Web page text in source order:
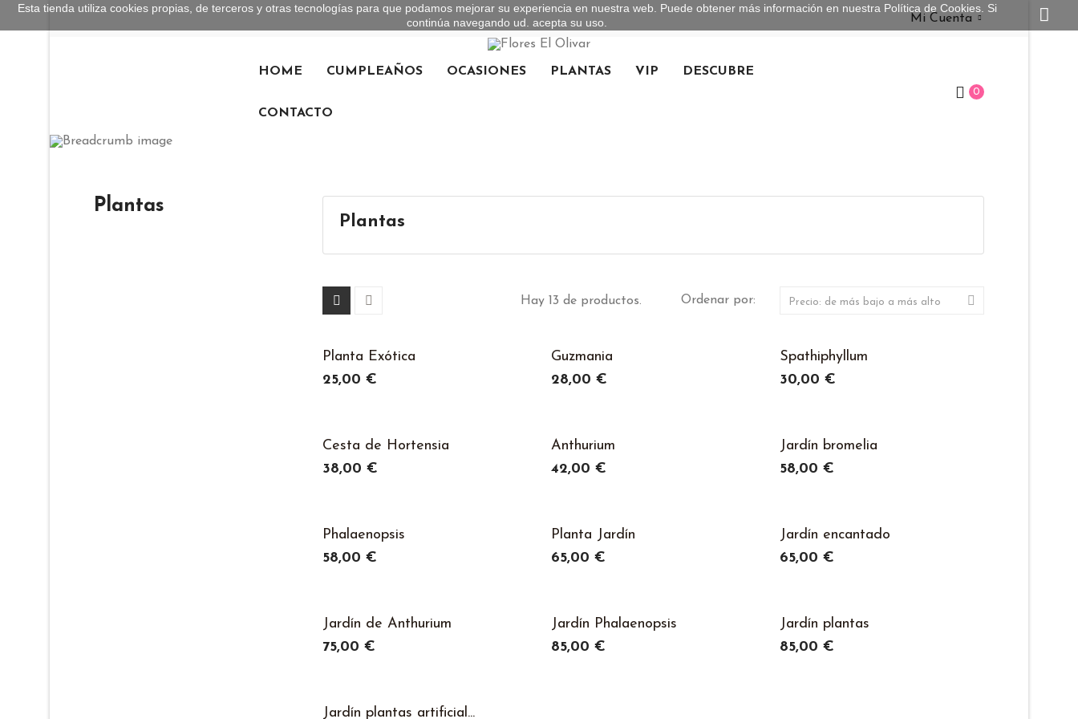
Esta tienda utiliza cookies propias, de terceros y otras tecnologías para que podamos mejorar su experiencia en nuestra web. Puede obtener más información en nuestra Política de Cookies. Si
continúa navegando ud. acepta su uso.
Mi Cuenta
HOME CUMPLEAÑOS OCASIONES PLANTAS VIP DESCUBRE
CONTACTO
0
Plantas
Plantas
Hay 13 de productos. Ordenar por: Precio: de más bajo a más alto 
Planta Exótica
25,00 €
Guzmania
28,00 €
Spathiphyllum
30,00 €
Cesta de Hortensia
38,00 €
Anthurium
42,00 €
Jardín bromelia
58,00 €
Phalaenopsis
58,00 €
Planta Jardín
65,00 €
Jardín encantado
65,00 €
Jardín de Anthurium
75,00 €
Jardín Phalaenopsis
85,00 €
Jardín plantas
85,00 €
Jardín plantas artificial...